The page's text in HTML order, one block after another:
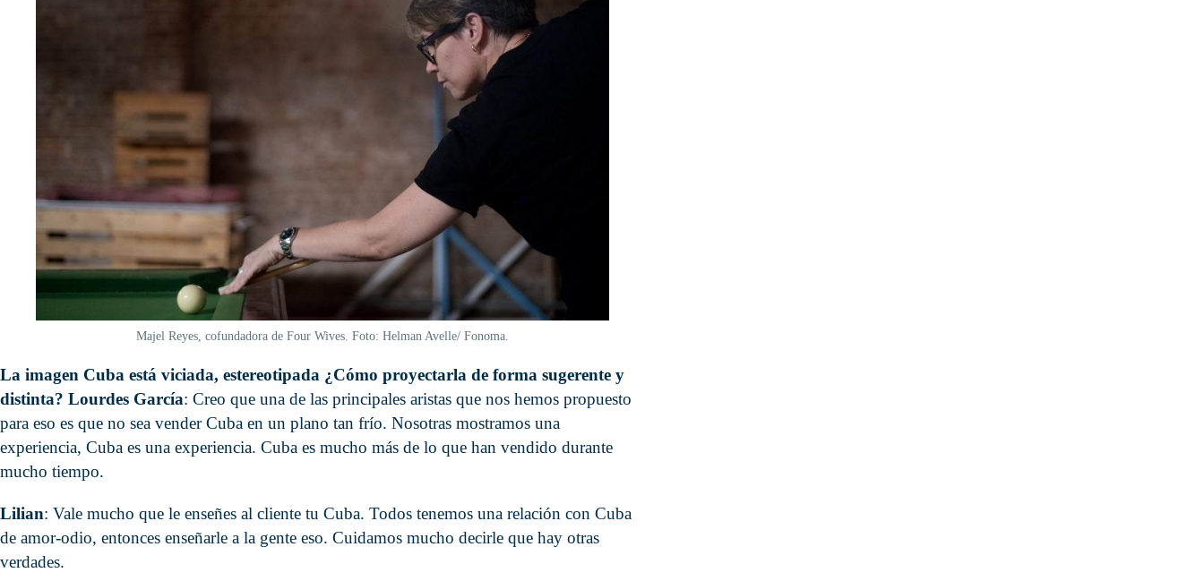
Majel Reyes, cofundadora de Four Wives. Foto: Helman Avelle/ Fonoma.
La imagen Cuba está viciada, estereotipada ¿Cómo proyectarla de forma sugerente y
distinta? Lourdes García: Creo que una de las principales aristas que nos hemos propuesto
para eso es que no sea vender Cuba en un plano tan frío. Nosotras mostramos una
experiencia, Cuba es una experiencia. Cuba es mucho más de lo que han vendido durante
mucho tiempo.
Lilian: Vale mucho que le enseñes al cliente tu Cuba. Todos tenemos una relación con Cuba
de amor-odio, entonces enseñarle a la gente eso. Cuidamos mucho decirle que hay otras
verdades.